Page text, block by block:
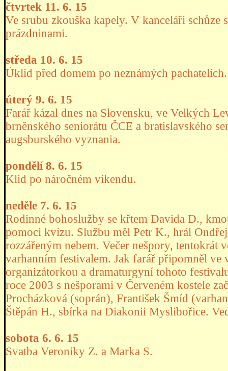
čtvrtek 11. 6. 15
Ve srubu zkouška kapely. V kanceláři schůze
prázdninami.
středa 10. 6. 15
Úklid před domem po neznámých pachatelích.
úterý 9. 6. 15
Farář kázal dnes na Slovensku, ve Velkých
brněnského seniorátu ČCE a bratislavského
augsburského vyznania.
pondělí 8. 6. 15
Klid po náročném víkendu.
neděle 7. 6. 15
Rodinné bohoslužby se křtem Davida D.,
pomoci kvízu. Službu měl Petr K., hrál
rozzářeným nebem. Večer nešpory, tentokrát
varhanním festivalem. Jak farář připomněl ve
organizátorkou a dramaturgyní tohoto
roce 2003 s nešporami v Červeném kostele
Procházková (soprán), František Šmíd
Štěpán H., sbírka na Diakonii Myslibořice.
sobota 6. 6. 15
Svatba Veroniky Z. a Marka S.